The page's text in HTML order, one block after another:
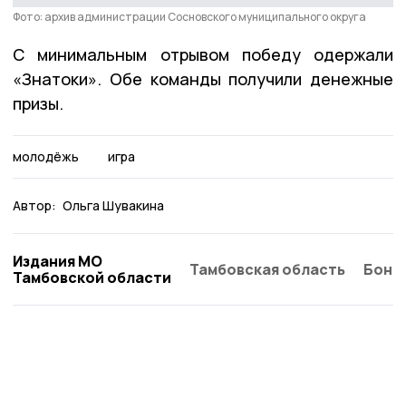
Фото: архив администрации Сосновского муниципального округа
С минимальным отрывом победу одержали
«Знатоки». Обе команды получили денежные
призы.
молодёжь игра
Автор: Ольга Шувакина
Издания МО
Тамбовской области
Тамбовская область